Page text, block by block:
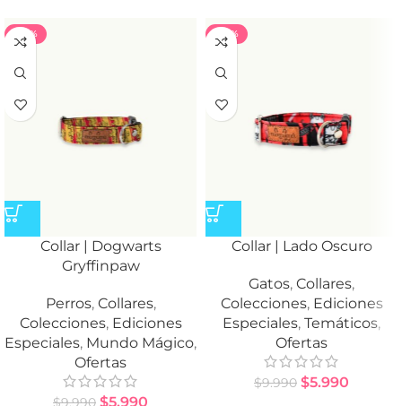
-40%
Collar | Dogwarts
Gryffinpaw
Perros, Collares,
Colecciones, Ediciones
Especiales, Mundo Mágico,
Ofertas
$9.990 $5.990
-40%
Collar | Lado Oscuro
Gatos, Collares,
Colecciones, Ediciones
Especiales, Temáticos,
Ofertas
$9.990 $5.990